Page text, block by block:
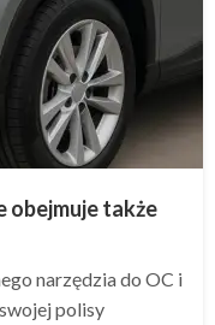
obejmuje także
narzędzia do OC i
polisy